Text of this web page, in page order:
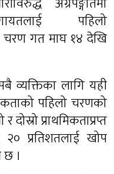
पहिलो
चरण गत माघ १४ देखि
व्यक्तिका लागि यही
पहिलो चरणको
प्राथमिकताप्रप्त
प्रतिशतलाई खोप
।